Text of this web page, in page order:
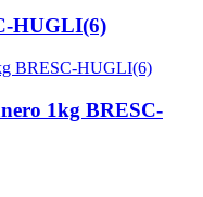
HUGLI(6)
1kg BRESC-